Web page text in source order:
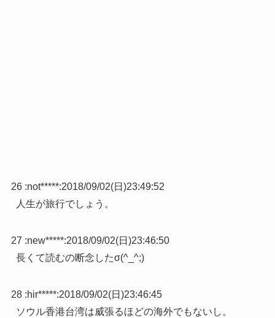
26 :not*****:2018/09/02(日)23:49:52
人生が旅行でしょう。
27 :new*****:2018/09/02(日)23:46:50
長くて読むの断念したσ(^_^;)
28 :hir*****:2018/09/02(日)23:46:45
ソウル香港台湾は威張るほどの海外でもないし。